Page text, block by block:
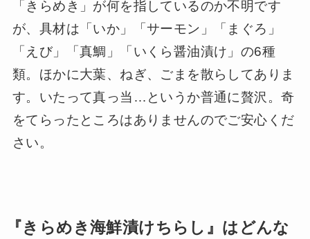
「きらめき」が何を指しているのか不明です
が、具材は「いか」「サーモン」「まぐろ」
「えび」「真鯛」「いくら醤油漬け」の6種
類。ほかに大葉、ねぎ、ごまを散らしてありま
す。いたって真っ当…というか普通に贅沢。奇
をてらったところはありませんのでご安心くだ
さい。
『きらめき海鮮漬けちらし』はどんな